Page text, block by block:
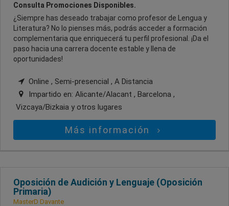
Consulta Promociones Disponibles.
¿Siempre has deseado trabajar como profesor de Lengua y
Literatura? No lo pienses más, podrás acceder a formación
complementaria que enriquecerá tu perfil profesional. ¡Da el
paso hacia una carrera docente estable y llena de
oportunidades!
Online , Semi-presencial , A Distancia
Impartido en: Alicante/Alacant , Barcelona ,
Vizcaya/Bizkaia y otros lugares
Más información
Oposición de Audición y Lenguaje (Oposición
Primaria)
MasterD Davante